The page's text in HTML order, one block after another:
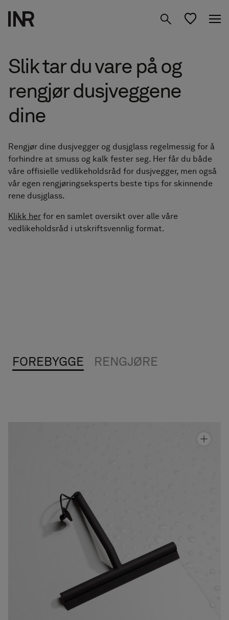
Produkter
Dusjvegger
Oppbevaring
Speil
Blandebatterier &
tilbehør
Inspirasjon
Design ditt baderom
01 Finn ditt Mood
02 Planlegg i Studio
03 Videre til forhandlere
Om oss
Studio
Finn forhandler
Slik tar du vare på og
rengjør dusjveggene
dine
Rengjør dine dusjvegger og dusjglass regelmessig for å
forhindre at smuss og kalk fester seg. Her får du både
våre offisielle vedlikeholdsråd for dusjvegger, men også
vår egen rengjøringseksperts beste tips for skinnende
rene dusjglass.
Klikk her for en samlet oversikt over alle våre
vedlikeholdsråd i utskriftsvennlig format.
FOREBYGGE RENGJØRE